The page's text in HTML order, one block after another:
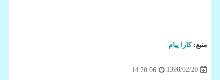
منبع:كارا پیام
1398/02/20
14:20:06